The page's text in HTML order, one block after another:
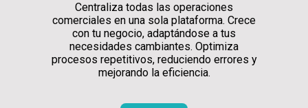
Centraliza todas las operaciones
comerciales en una sola plataforma. Crece
con tu negocio, adaptándose a tus
necesidades cambiantes. Optimiza
procesos repetitivos, reduciendo errores y
mejorando la eficiencia.